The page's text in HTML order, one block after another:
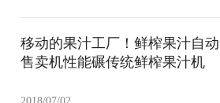
移动的果汁工厂！鲜榨果汁自动
售卖机性能碾传统鲜榨果汁机